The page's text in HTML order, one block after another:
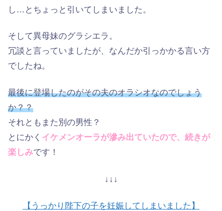
し…とちょっと引いてしまいました。
そして異母妹のグラシエラ。
冗談と言っていましたが、なんだか引っかかる言い方
でしたね。
最後に登場したのがその夫のオラシオなのでしょう
か？？
それともまた別の男性？
とにかく イケメンオーラが滲み出ていたので、続きが
楽しみです！
↓↓↓
【うっかり陛下の子を妊娠してしまいました】